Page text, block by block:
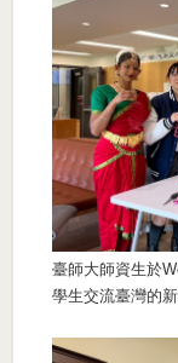
臺師大師資生於
學生交流臺灣的新